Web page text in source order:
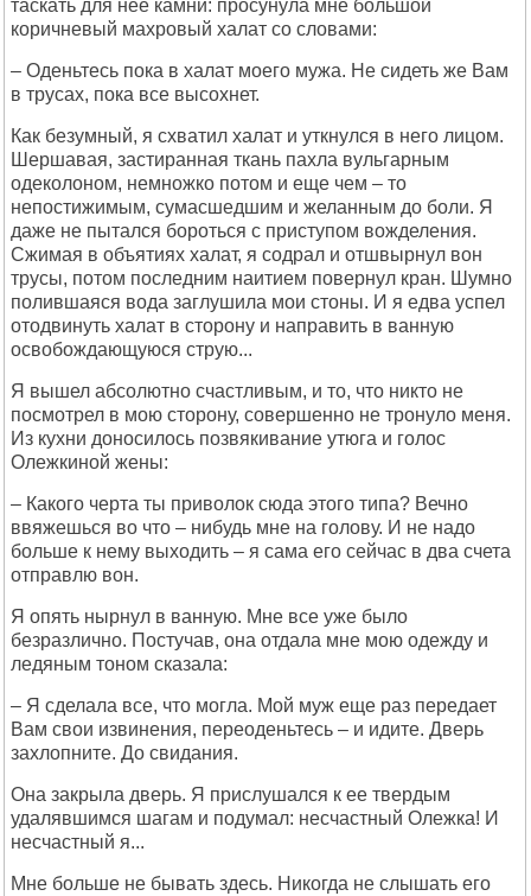
таскать для нее камни: просунула мне большой
коричневый махровый халат со словами:
– Оденьтесь пока в халат моего мужа. Не сидеть же Вам
в трусах, пока все высохнет.
Как безумный, я схватил халат и уткнулся в него лицом.
Шершавая, застиранная ткань пахла вульгарным
одеколоном, немножко потом и еще чем – то
непостижимым, сумасшедшим и желанным до боли. Я
даже не пытался бороться с приступом вожделения.
Сжимая в объятиях халат, я содрал и отшвырнул вон
трусы, потом последним наитием повернул кран. Шумно
полившаяся вода заглушила мои стоны. И я едва успел
отодвинуть халат в сторону и направить в ванную
освобождающуюся струю...
Я вышел абсолютно счастливым, и то, что никто не
посмотрел в мою сторону, совершенно не тронуло меня.
Из кухни доносилось позвякивание утюга и голос
Олежкиной жены:
– Какого черта ты приволок сюда этого типа? Вечно
ввяжешься во что – нибудь мне на голову. И не надо
больше к нему выходить – я сама его сейчас в два счета
отправлю вон.
Я опять нырнул в ванную. Мне все уже было
безразлично. Постучав, она отдала мне мою одежду и
ледяным тоном сказала:
– Я сделала все, что могла. Мой муж еще раз передает
Вам свои извинения, переоденьтесь – и идите. Дверь
захлопните. До свидания.
Она закрыла дверь. Я прислушался к ее твердым
удалявшимся шагам и подумал: несчастный Олежка! И
несчастный я...
Мне больше не бывать здесь. Никогда не слышать его